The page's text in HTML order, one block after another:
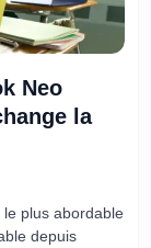
Neo
la
le plus abordable
depuis